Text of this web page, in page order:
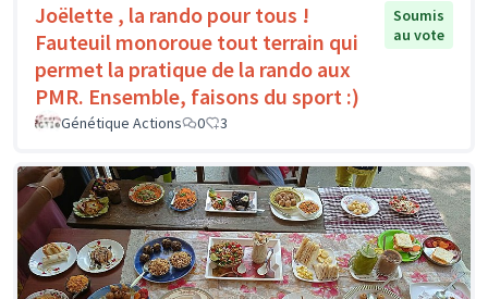
Joëlette , la rando pour tous !
Fauteuil monoroue tout terrain qui
permet la pratique de la rando aux
PMR. Ensemble, faisons du sport :)
Soumis
au vote
Génétique Actions 0 3